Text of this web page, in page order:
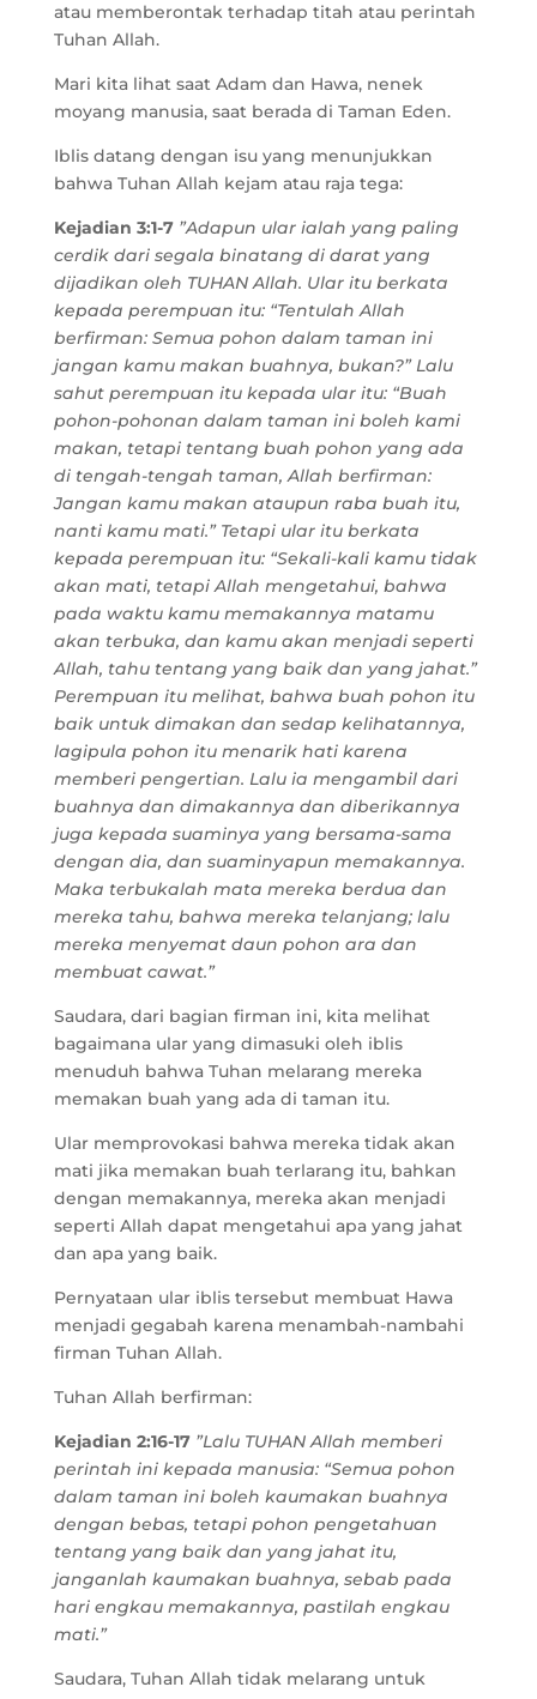
atau memberontak terhadap titah atau perintah
Tuhan Allah.
Mari kita lihat saat Adam dan Hawa, nenek
moyang manusia, saat berada di Taman Eden.
Iblis datang dengan isu yang menunjukkan
bahwa Tuhan Allah kejam atau raja tega:
Kejadian 3:1-7 ”Adapun ular ialah yang paling
cerdik dari segala binatang di darat yang
dijadikan oleh TUHAN Allah. Ular itu berkata
kepada perempuan itu: “Tentulah Allah
berfirman: Semua pohon dalam taman ini
jangan kamu makan buahnya, bukan?” Lalu
sahut perempuan itu kepada ular itu: “Buah
pohon-pohonan dalam taman ini boleh kami
makan, tetapi tentang buah pohon yang ada
di tengah-tengah taman, Allah berfirman:
Jangan kamu makan ataupun raba buah itu,
nanti kamu mati.” Tetapi ular itu berkata
kepada perempuan itu: “Sekali-kali kamu tidak
akan mati, tetapi Allah mengetahui, bahwa
pada waktu kamu memakannya matamu
akan terbuka, dan kamu akan menjadi seperti
Allah, tahu tentang yang baik dan yang jahat.”
Perempuan itu melihat, bahwa buah pohon itu
baik untuk dimakan dan sedap kelihatannya,
lagipula pohon itu menarik hati karena
memberi pengertian. Lalu ia mengambil dari
buahnya dan dimakannya dan diberikannya
juga kepada suaminya yang bersama-sama
dengan dia, dan suaminyapun memakannya.
Maka terbukalah mata mereka berdua dan
mereka tahu, bahwa mereka telanjang; lalu
mereka menyemat daun pohon ara dan
membuat cawat.”
Saudara, dari bagian firman ini, kita melihat
bagaimana ular yang dimasuki oleh iblis
menuduh bahwa Tuhan melarang mereka
memakan buah yang ada di taman itu.
Ular memprovokasi bahwa mereka tidak akan
mati jika memakan buah terlarang itu, bahkan
dengan memakannya, mereka akan menjadi
seperti Allah dapat mengetahui apa yang jahat
dan apa yang baik.
Pernyataan ular iblis tersebut membuat Hawa
menjadi gegabah karena menambah-nambahi
firman Tuhan Allah.
Tuhan Allah berfirman:
Kejadian 2:16-17 ”Lalu TUHAN Allah memberi
perintah ini kepada manusia: “Semua pohon
dalam taman ini boleh kaumakan buahnya
dengan bebas, tetapi pohon pengetahuan
tentang yang baik dan yang jahat itu,
janganlah kaumakan buahnya, sebab pada
hari engkau memakannya, pastilah engkau
mati.”
Saudara, Tuhan Allah tidak melarang untuk